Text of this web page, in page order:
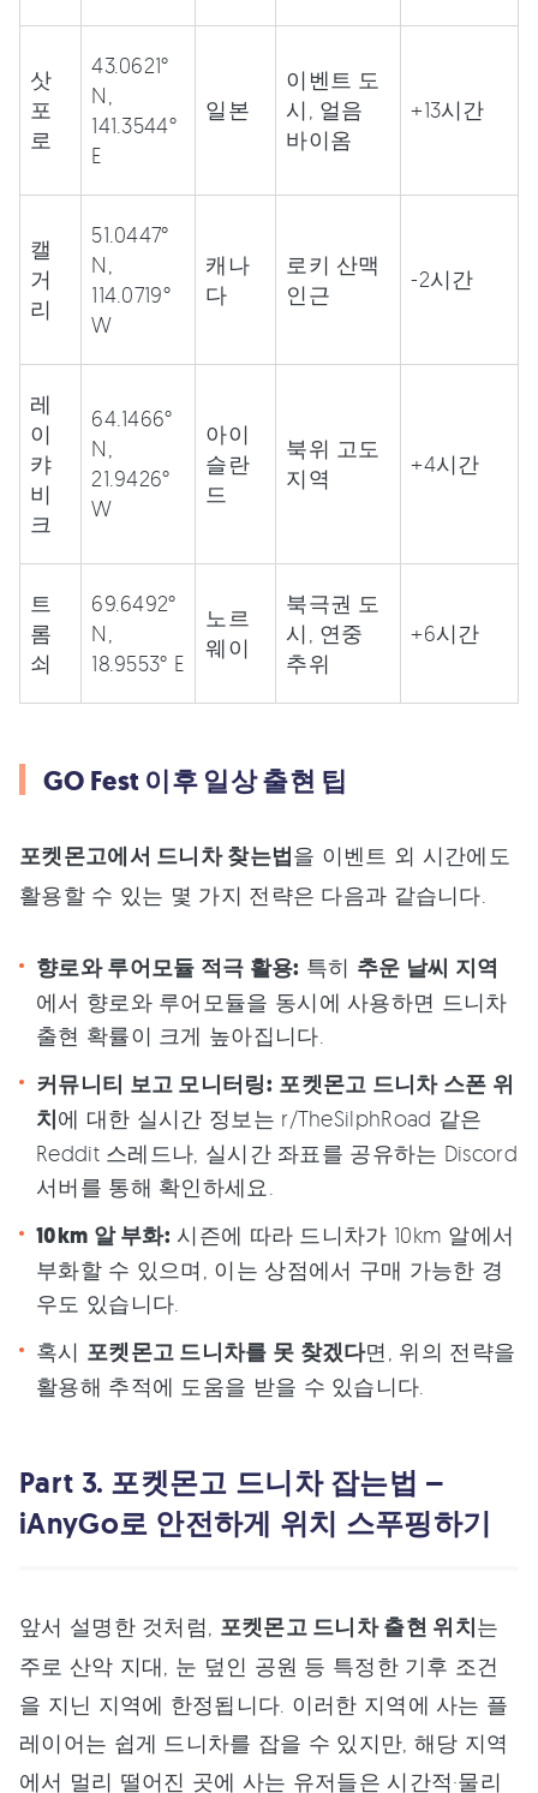
삿
포
로
43.0621°
N,
141.3544°
E
일본
이벤트 도
시, 얼음
바이옴
+13시간
캘
거
리
51.0447°
N,
114.0719°
W
캐나
다
로키 산맥
인근
-2시간
레
이
캬
비
크
64.1466°
N,
21.9426°
W
아이
슬란
드
북위 고도
지역
+4시간
트
롬
쇠
69.6492°
N,
18.9553° E
노르
웨이
북극권 도
시, 연중
추위
+6시간
GO Fest 이후 일상 출현 팁
포켓몬고에서 드니차 찾는법을 이벤트 외 시간에도
활용할 수 있는 몇 가지 전략은 다음과 같습니다.
향로와 루어모듈 적극 활용: 특히 추운 날씨 지역
에서 향로와 루어모듈을 동시에 사용하면 드니차
출현 확률이 크게 높아집니다.
커뮤니티 보고 모니터링: 포켓몬고 드니차 스폰 위
치에 대한 실시간 정보는 r/TheSilphRoad 같은
Reddit 스레드나, 실시간 좌표를 공유하는 Discord
서버를 통해 확인하세요.
10km 알 부화: 시즌에 따라 드니차가 10km 알에서
부화할 수 있으며, 이는 상점에서 구매 가능한 경
우도 있습니다.
혹시 포켓몬고 드니차를 못 찾겠다면, 위의 전략을
활용해 추적에 도움을 받을 수 있습니다.
Part 3. 포켓몬고 드니차 잡는법 –
iAnyGo로 안전하게 위치 스푸핑하기
앞서 설명한 것처럼, 포켓몬고 드니차 출현 위치는
주로 산악 지대, 눈 덮인 공원 등 특정한 기후 조건
을 지닌 지역에 한정됩니다. 이러한 지역에 사는 플
레이어는 쉽게 드니차를 잡을 수 있지만, 해당 지역
에서 멀리 떨어진 곳에 사는 유저들은 시간적·물리